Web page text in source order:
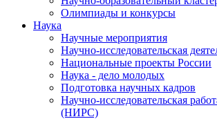
Олимпиады и конкурсы
Наука
Научные мероприятия
Научно-исследовательская
Национальные проекты России
Наука - дело молодых
Подготовка научных кадров
Научно-исследовательская
(НИРС)